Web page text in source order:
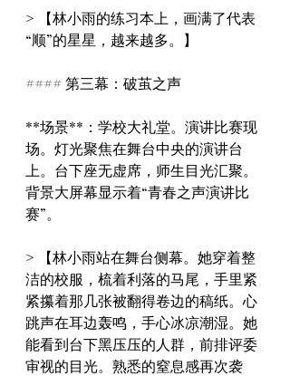
> 【林小雨的练习本上，画满了代表
“顺”的星星，越来越多。】
#### 第三幕：破茧之声
**场景**：学校大礼堂。演讲比赛现
场。灯光聚焦在舞台中央的演讲台
上。台下座无虚席，师生目光汇聚。
背景大屏幕显示着“青春之声演讲比
赛”。
> 【林小雨站在舞台侧幕。她穿着整
洁的校服，梳着利落的马尾，手里紧
紧攥着那几张被翻得卷边的稿纸。心
跳声在耳边轰鸣，手心冰凉潮湿。她
能看到台下黑压压的人群，前排评委
审视的目光。熟悉的窒息感再次袭